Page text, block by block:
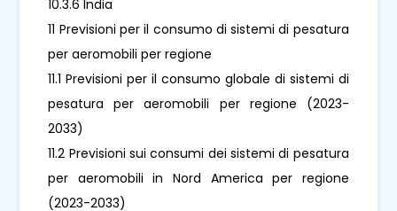
10.3.6 India
11 Previsioni per il consumo di sistemi di pesatura
per aeromobili per regione
11.1 Previsioni per il consumo globale di sistemi di
pesatura per aeromobili per regione (2023-
2033)
11.2 Previsioni sui consumi dei sistemi di pesatura
per aeromobili in Nord America per regione
(2023-2033)